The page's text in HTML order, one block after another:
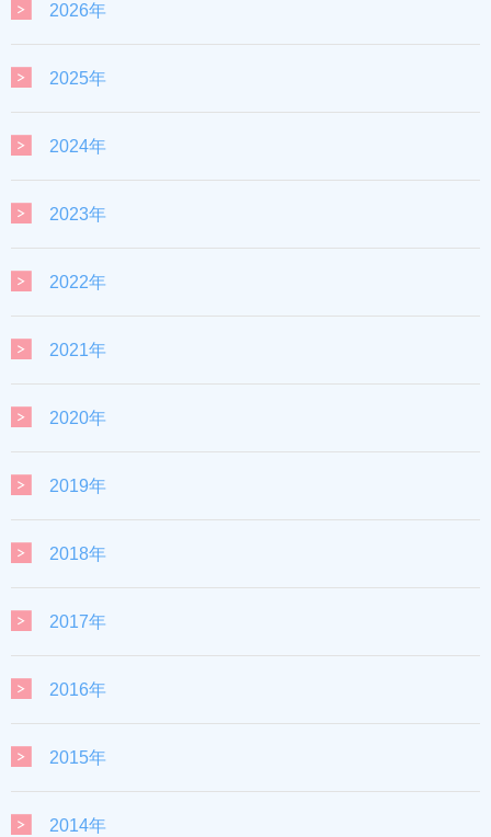
2026年
2025年
2024年
2023年
2022年
2021年
2020年
2019年
2018年
2017年
2016年
2015年
2014年